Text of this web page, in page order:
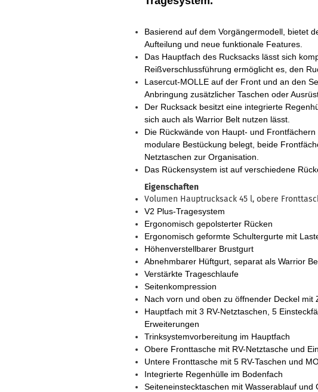
Basierend auf dem Vorgängermodell, bietet
Aufteilung und neue funktionale Features.
Das Hauptfach des Rucksacks lässt sich
Reißverschlussführung ermöglicht es, den
Lasercut-MOLLE auf der Front und an den
Anbringung zusätzlicher Taschen oder
Der Rucksack besitzt eine integrierte
sich auch als Warrior Belt nutzen lässt.
Die Rückwände von Haupt- und
modulare Bestückung belegt, beide
Netztaschen zur Organisation.
Das Rückensystem ist auf verschiedene
Eigenschaften
Volumen Hauptrucksack 45 l, obere
V2 Plus-Tragesystem
Ergonomisch gepolsterter Rücken
Ergonomisch geformte Schultergurte mit
Höhenverstellbarer Brustgurt
Abnehmbarer Hüftgurt, separat als Warrior
Verstärkte Trageschlaufe
Seitenkompression
Nach vorn und oben zu öffnender Deckel mit
Hauptfach mit 3 RV-Netztaschen, 5
Erweiterungen
Trinksystemvorbereitung im Hauptfach
Obere Fronttasche mit RV-Netztasche und
Untere Fronttasche mit 5 RV-Taschen und
Integrierte Regenhülle im Bodenfach
Seiteneinstecktaschen mit Wasserablauf und